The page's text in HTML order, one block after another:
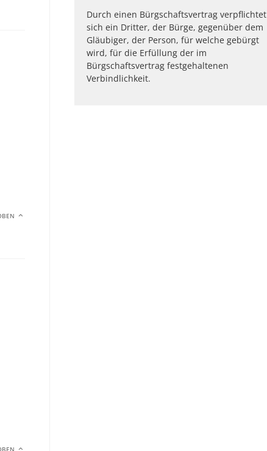
Durch einen Bürgschaftsvertrag verpflichtet
sich ein Dritter, der Bürge, gegenüber dem
Gläubiger, der Person, für welche gebürgt
wird, für die Erfüllung der im
Bürgschaftsvertrag festgehaltenen
Verbindlichkeit.